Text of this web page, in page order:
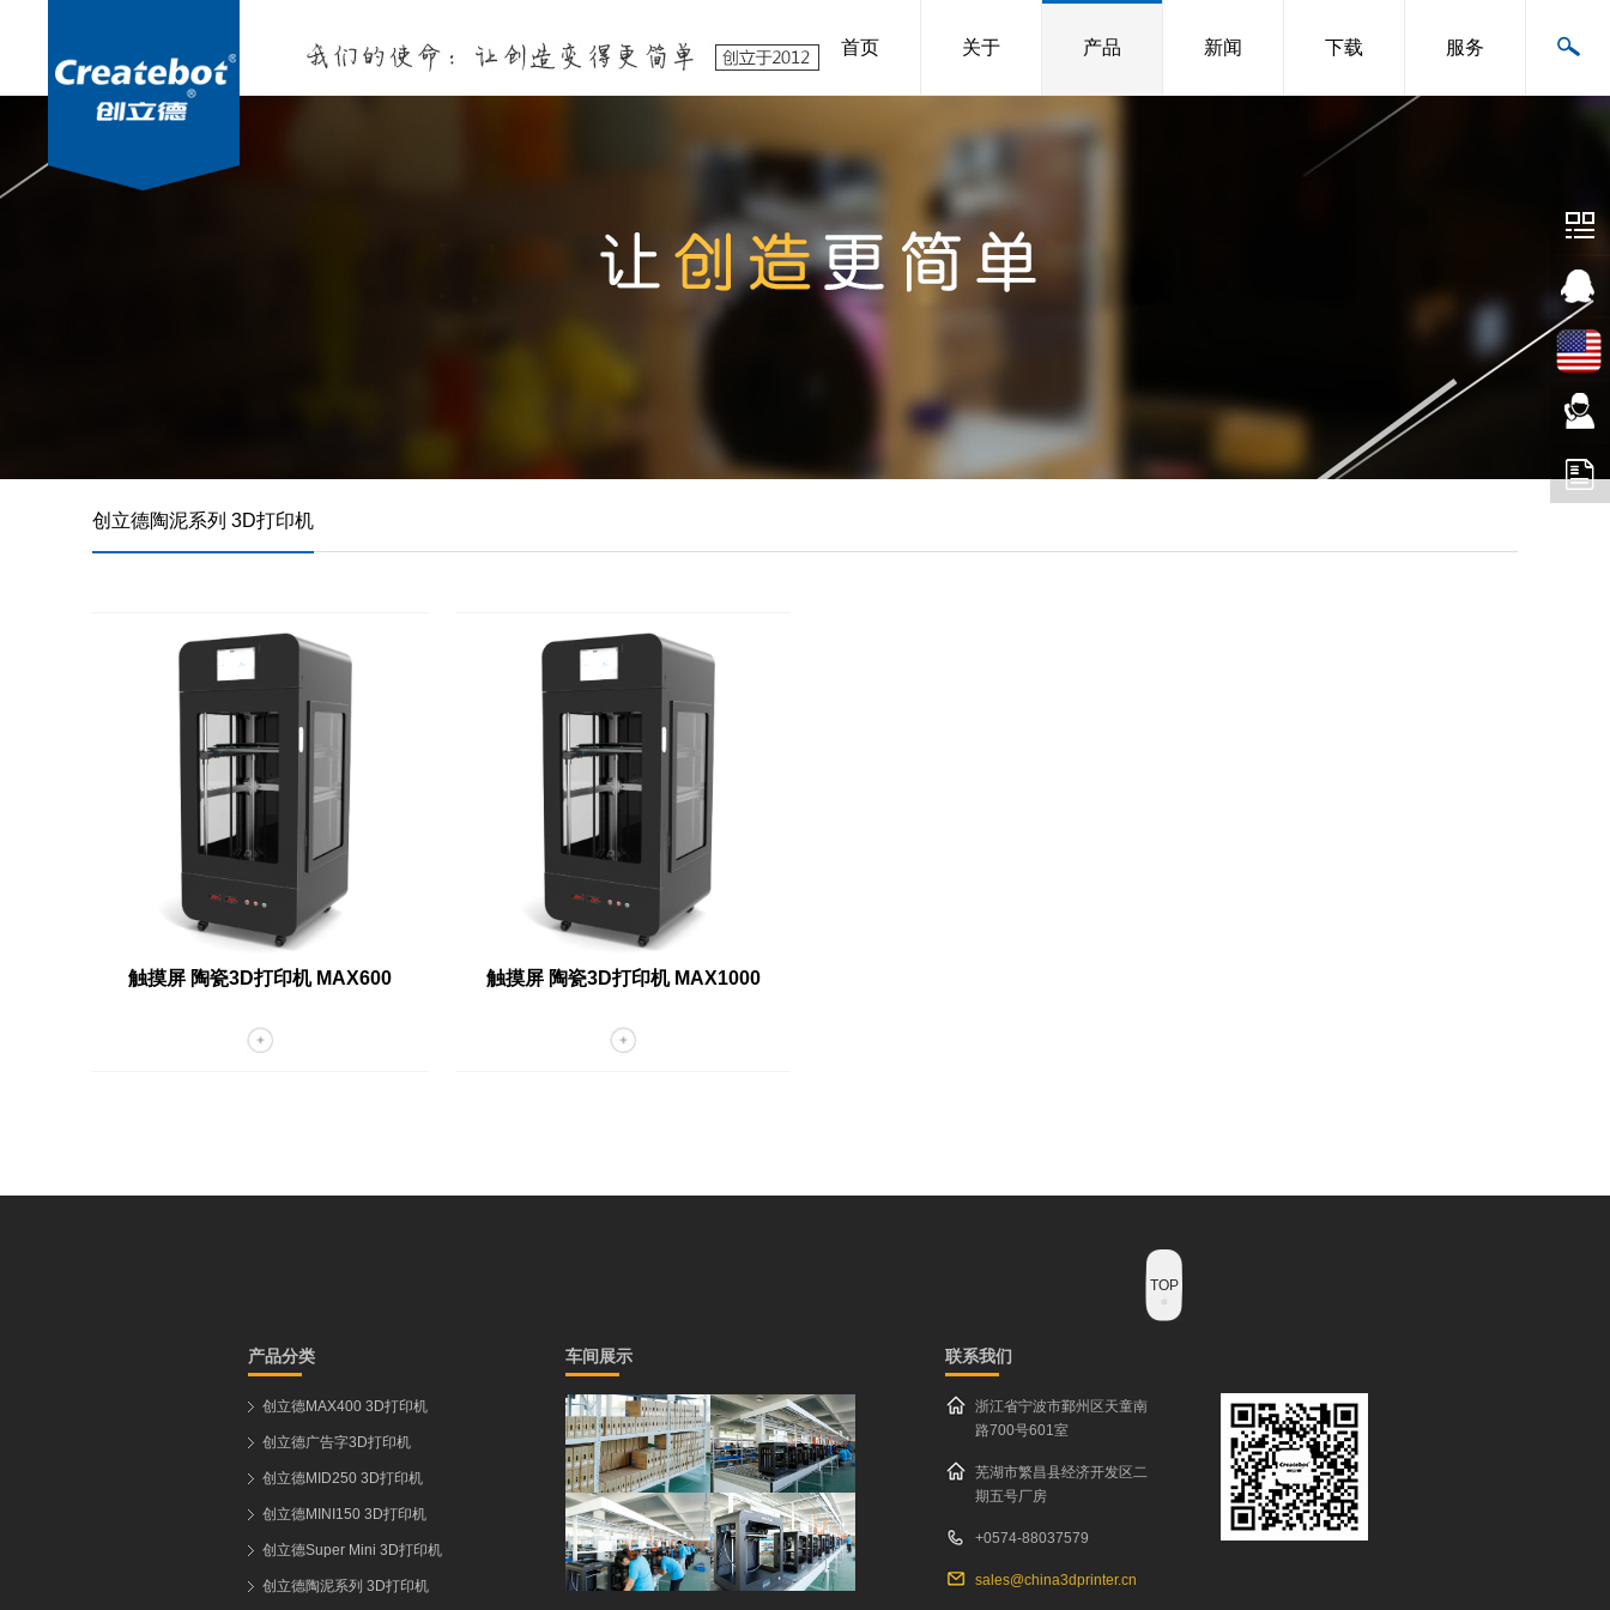
首页 关于 产品 新闻 下载 服务
创立德陶泥系列 3D打印机
触摸屏 陶瓷3D打印机 MAX600 触摸屏 陶瓷3D打印机 MAX1000
TOP
产品分类
创立德MAX400 3D打印机
创立德广告字3D打印机
创立德MID250 3D打印机
创立德MINI150 3D打印机
创立德Super Mini 3D打印机
创立德陶泥系列 3D打印机
车间展示 联系我们
浙江省宁波市鄞州区天童南
路700号601室
芜湖市繁昌县经济开发区二
期五号厂房
+0574-88037579
sales@china3dprinter.cn